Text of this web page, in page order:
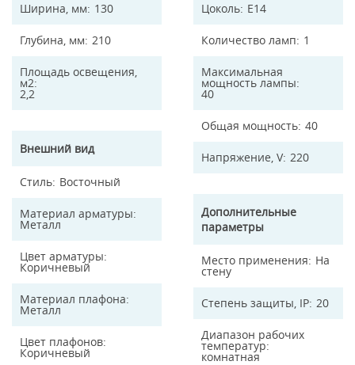
Ширина, мм 130
Глубина, мм 210
Площадь освещения,
м2
2,2
Внешний вид
Стиль Восточный
Материал арматуры
Металл
Цвет арматуры
Коричневый
Материал плафона
Металл
Цвет плафонов
Коричневый
Цоколь E14
Количество ламп 1
Максимальная
мощность лампы
40
Общая мощность 40
Напряжение, V 220
Дополнительные
параметры
Место применения На
стену
Степень защиты, IP 20
Диапазон рабочих
температур
комнатная